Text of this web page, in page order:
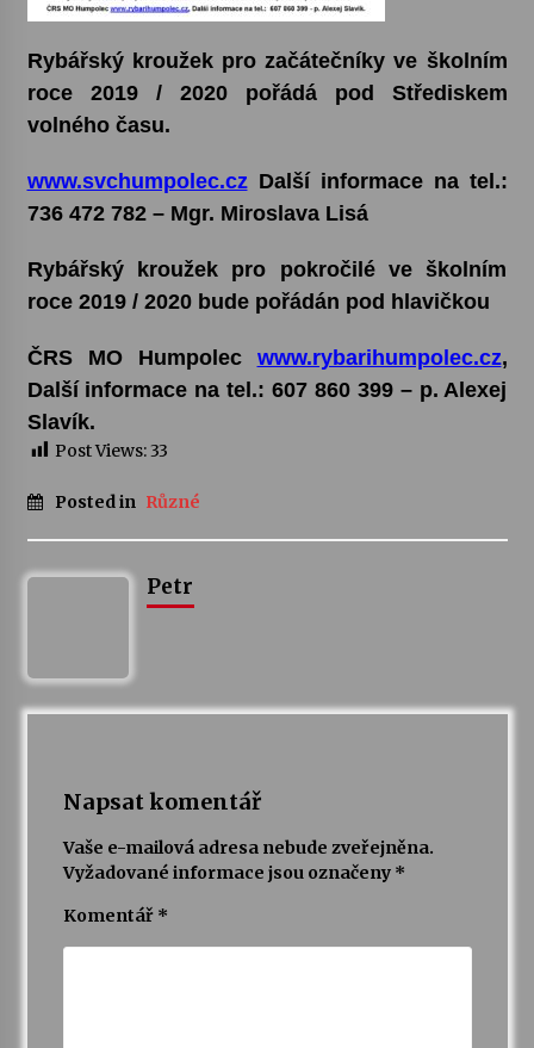
Votavžatský ploty
23. 7. 2026
22. 7. 2026
Vysočinka
17. 7. 2026
Ozvěny prázdnin
14. 7. 2026
odkaz Josefa Čapka
Varhanní recitál Michala Novenka v Klášteře
Želiv
Rybářský kroužek pro začátečníky ve školním
roce 2019 / 2020 pořádá pod Střediskem
volného času.
www.svchumpolec.czDalší informace na tel.:
736 472 782 – Mgr. Miroslava Lisá
Rybářský kroužek pro pokročilé ve školním
roce 2019 / 2020 bude pořádán pod hlavičkou
ČRS MO Humpolec www.rybarihumpolec.cz,
Další informace na tel.: 607 860 399 – p. Alexej
Slavík.
Post Views:33
Posted in Různé
Petr
Napsat komentář
Vaše e-mailová adresa nebude zveřejněna.
Vyžadované informace jsou označeny *
Komentář *